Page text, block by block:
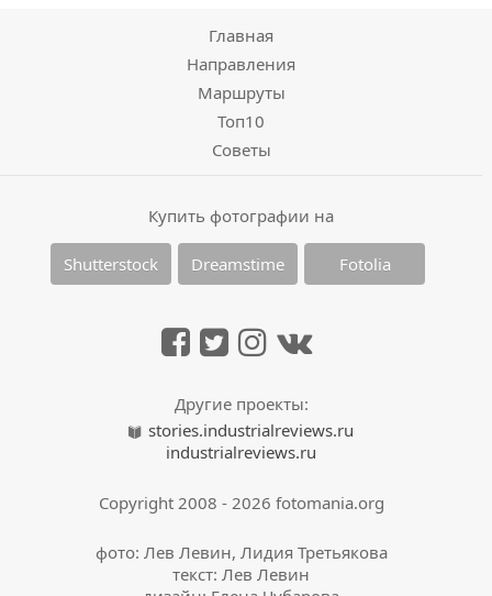
Главная
Направления
Маршруты
Топ10
Советы
Купить фотографии на
Shutterstock Dreamstime Fotolia
Другие проекты:
stories.industrialreviews.ru
industrialreviews.ru
Copyright 2008 - 2026 fotomania.org
фото: Лев Левин, Лидия Третьякова
текст: Лев Левин